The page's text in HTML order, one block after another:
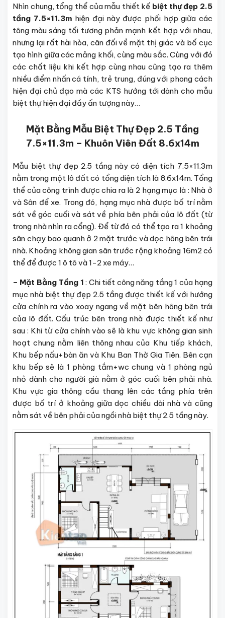
Nhìn chung, tổng thể của mẫu thiết kế biệt thự đẹp 2.5
tầng 7.5×11.3m hiện đại này được phối hợp giữa các
tông màu sáng tối tương phản mạnh kết hợp với nhau,
nhưng lại rất hài hòa, cân đối về mặt thị giác và bố cục
tạo hình giữa các mảng khối, cùng màu sắc. Cùng với đó
các chất liệu khi kết hợp cùng nhau cũng tạo ra thêm
nhiều điểm nhấn cá tính, trẻ trung, đúng với phong cách
hiện đại chủ đạo mà các KTS hướng tới dành cho mẫu
biệt thự hiện đại đầy ấn tượng này…
Mặt Bằng Mẫu Biệt Thự Đẹp 2.5 Tầng
7.5×11.3m – Khuôn Viên Đất 8.6x14m
Mẫu biệt thự đẹp 2.5 tầng này có diện tích 7.5×11.3m
nằm trong một lô đất có tổng diện tích là 8.6x14m. Tổng
thể của công trình được chia ra là 2 hạng mục là : Nhà ở
và Sân để xe. Trong đó, hạng mục nhà được bố trí nằm
sát về góc cuối và sát về phía bên phải của lô đất (từ
trong nhà nhìn ra cổng). Để từ đó có thể tạo ra 1 khoảng
sân chạy bao quanh ở 2 mặt trước và dọc hông bên trái
nhà. Khoảng không gian sân trước rộng khoảng 16m2 có
thể để được 1 ô tô và 1-2 xe máy…
– Mặt Bằng Tầng 1 : Chi tiết công năng tầng 1 của hạng
mục nhà biệt thự đẹp 2.5 tầng được thiết kế với hướng
cửa chính ra vào xoay ngang về mặt bên hông bên trái
của lô đất. Cấu trúc bên trong nhà được thiết kế như
sau : Khi từ cửa chính vào sẽ là khu vực không gian sinh
hoạt chung nằm liên thông nhau của Khu tiếp khách,
Khu bếp nấu+bàn ăn và Khu Ban Thờ Gia Tiên. Bên cạn
khu bếp sẽ là 1 phòng tắm+wc chung và 1 phòng ngủ
nhỏ dành cho người già nằm ở góc cuối bên phải nhà.
Khu vực gia thông cầu thang lên các tầng phía trên
được bố trí ở khoảng giữa dọc chiều dài nhà và cũng
nằm sát về bên phải của ngồi nhà biệt thự 2.5 tầng này.